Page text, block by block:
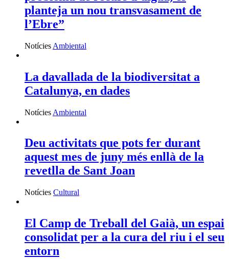
planteja un nou transvasament de
l’Ebre”
Notícies Ambiental
La davallada de la biodiversitat a
Catalunya, en dades
Notícies Ambiental
Deu activitats que pots fer durant
aquest mes de juny més enllà de la
revetlla de Sant Joan
Notícies Cultural
El Camp de Treball del Gaià, un espai
consolidat per a la cura del riu i el seu
entorn